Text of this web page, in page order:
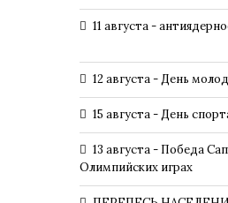
11 августа -
12 августа - День
15 августа - День
13 августа - Победа
Олимпийских играх